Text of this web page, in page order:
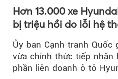
Hơn 13.000 xe
bị triệu hồi do lỗi hệ
Ủy ban Cạnh tranh Quốc
vừa chính thức tiếp nhận
phần liên doanh ô tô